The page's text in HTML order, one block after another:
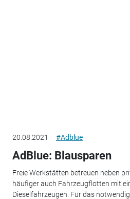
20.08.2021 #Adblue
AdBlue: Blausparen
Freie Werkstätten betreuen neben
häufiger auch Fahrzeugflotten mit
Dieselfahrzeugen. Für das